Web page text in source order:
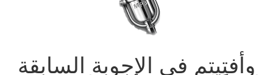
وأفتيتم في الإجوبة السابقة